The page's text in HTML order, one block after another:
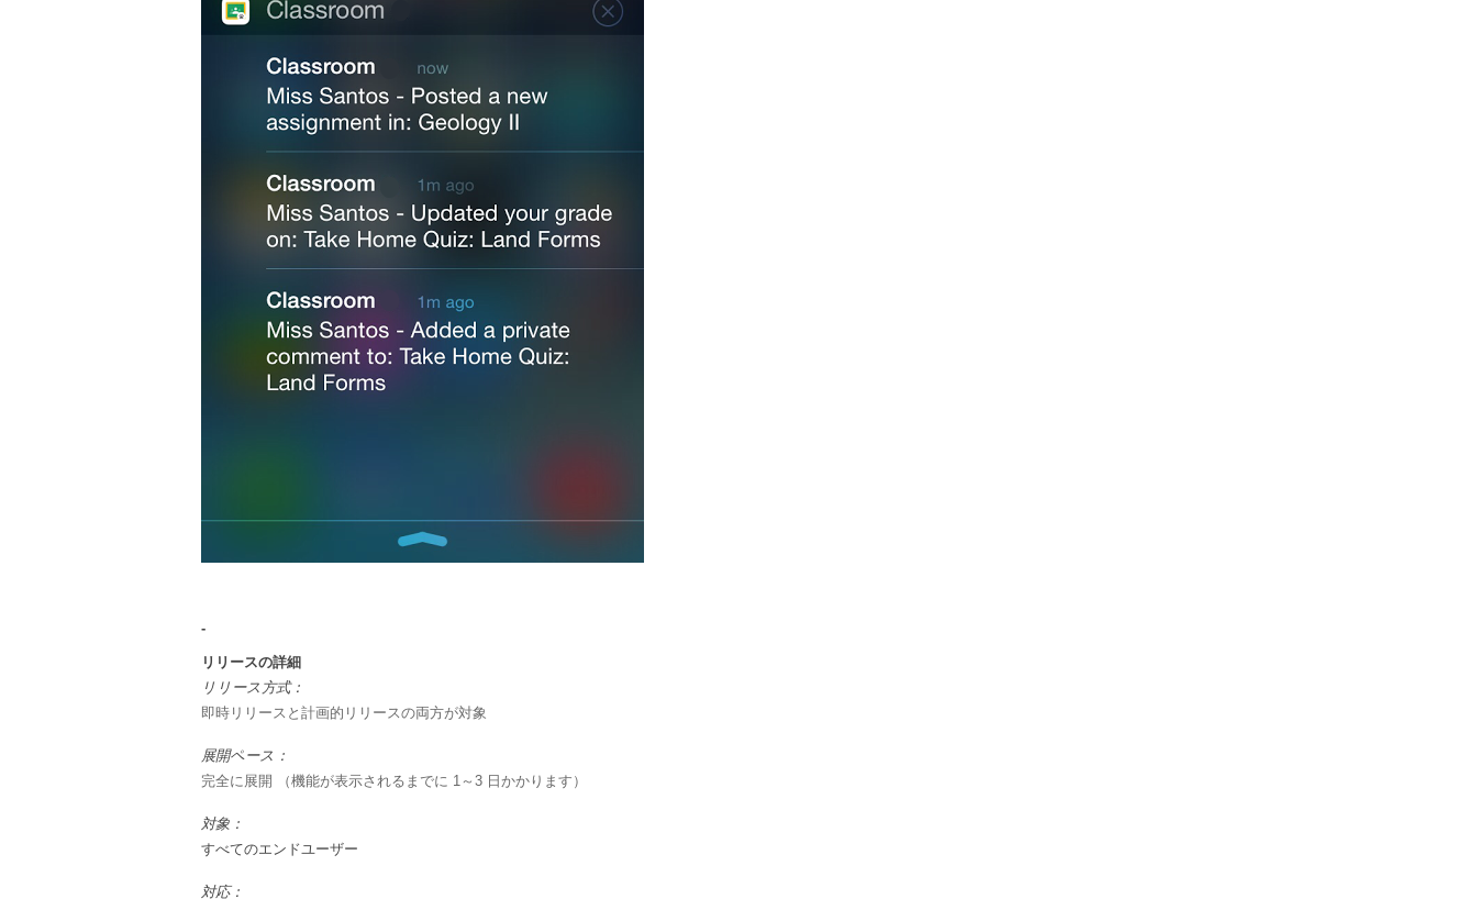
-
リリースの詳細
リリース方式：
即時リリースと計画的リリースの両方が対象
展開ペース：
完全に展開 （機能が表示されるまでに 1～3 日かかります）
対象：
すべてのエンドユーザー
対応：